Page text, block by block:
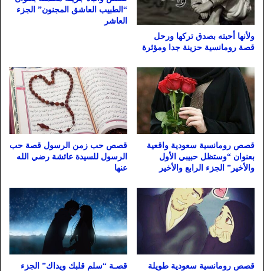
ولأنها أحبته بصدق تركها ورحل
قصة رومانسية حزينة جدا ومؤثرة
“الطبيب العاشق المجنون” الجزء
العاشر
قصص رومانسية سعودية واقعية
بعنوان “وستظل حبيبي الأول
والأخير” الجزء الرابع والأخير
قصص حب زمن الرسول قصة حب
الرسول للسيدة عائشة رضي الله
عنها
قصص رومانسية سعودية طويلة
قصـة “سلم قلبك ويداك” الجزء